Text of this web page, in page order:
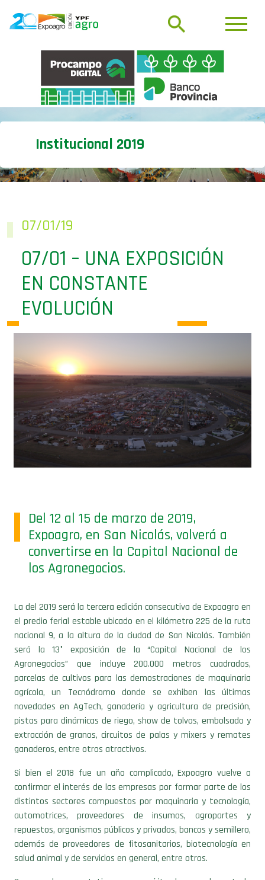
Institucional 2019
07/01/19
07/01 – UNA EXPOSICIÓN
EN CONSTANTE
EVOLUCIÓN
Del 12 al 15 de marzo de 2019,
Expoagro, en San Nicolás, volverá a
convertirse en la Capital Nacional de
los Agronegocios.
La del 2019 será la tercera edición consecutiva de Expoagro en
el predio ferial estable ubicado en el kilómetro 225 de la ruta
nacional 9, a la altura de la ciudad de San Nicolás. También
será la 13° exposición de la “Capital Nacional de los
Agronegocios” que incluye 200.000 metros cuadrados,
parcelas de cultivos para las demostraciones de maquinaria
agrícola, un Tecnódromo donde se exhiben las últimas
novedades en AgTech, ganadería y agricultura de precisión,
pistas para dinámicas de riego, show de tolvas, embolsado y
extracción de granos, circuitos de palas y mixers y remates
ganaderos, entre otros atractivos.
Si bien el 2018 fue un año complicado, Expoagro vuelve a
confirmar el interés de las empresas por formar parte de los
distintos sectores compuestos por maquinaria y tecnología,
automotrices, proveedores de insumos, agropartes y
repuestos, organismos públicos y privados, bancos y semillero,
además de proveedores de fitosanitarios, biotecnología en
salud animal y de servicios en general, entre otros.